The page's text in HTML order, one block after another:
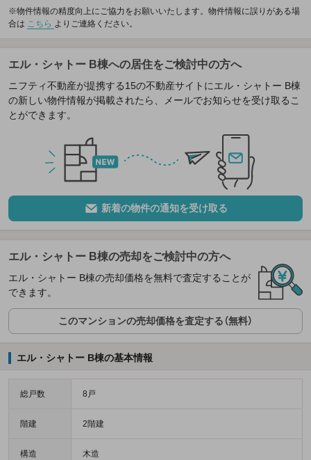
※物件情報の精度向上にご協力をお願いいたします。物件情報に誤りがある場
合は こちら よりご連絡ください。
エル・シャトー B棟への居住をご検討中の方へ
ニフティ不動産が提携する15の不動産サイトにエル・シャトー B棟
の新しい物件情報が掲載されたら、メールでお知らせを受け取るこ
とができます。
新着の物件の通知を受け取る
エル・シャトー B棟の売却をご検討中の方へ
エル・シャトー B棟の売却価格を無料で査定することが
できます。
このマンションの売却価格を査定する（無料）
エル・シャトー B棟の基本情報
総戸数 8戸
階建 2階建
構造 木造